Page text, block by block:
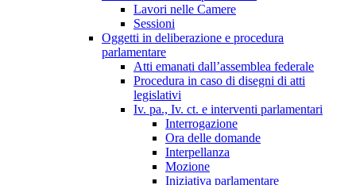
Lavori nelle Camere
Sessioni
Oggetti in deliberazione e procedura
parlamentare
Atti emanati dall’assemblea federale
Procedura in caso di disegni di atti
legislativi
Iv. pa., Iv. ct. e interventi parlamentari
Interrogazione
Ora delle domande
Interpellanza
Mozione
Iniziativa parlamentare